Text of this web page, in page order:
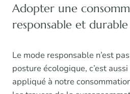
Adopter une
responsable et durable
Le mode responsable n’est
posture écologique, c’est
appliqué à notre